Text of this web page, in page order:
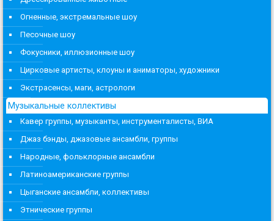
Огненные, экстремальные шоу
Песочные шоу
Фокусники, иллюзионные шоу
Цирковые артисты, клоуны и аниматоры, художники
Экстрасенсы, маги, астрологи
Музыкальные коллективы
Кавер группы, музыканты, инструменталисты, ВИА
Джаз бэнды, джазовые ансамбли, группы
Народные, фольклорные ансамбли
Латиноамериканские группы
Цыганские ансамбли, коллективы
Этнические группы